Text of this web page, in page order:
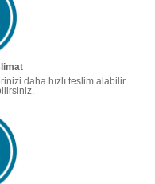
daha hızlı teslim alabilir